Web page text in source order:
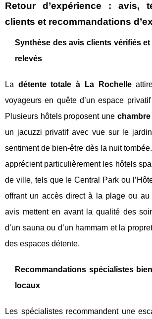
Retour d’expérience : avis,
clients et recommandations
Synthèse des avis clients vérifiés
relevés
La détente totale à La Rochelle
voyageurs en quête d’un espace
Plusieurs hôtels proposent une
un jacuzzi privatif avec vue sur le
sentiment de bien-être dès la nuit
apprécient particulièrement les hôtels
de ville, tels que le Central Park ou
offrant un accès direct à la plage ou au
avis mettent en avant la qualité des
d’un sauna ou d’un hammam et la
des espaces détente.
Recommandations spécialistes
locaux
Les spécialistes recommandent une